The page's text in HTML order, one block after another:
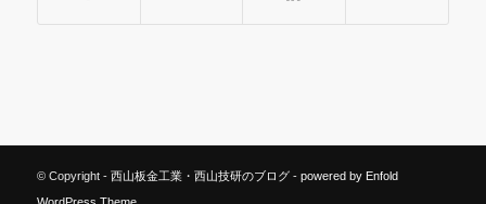
© Copyright - 西山板金工業・西山技研のブログ- powered by Enfold